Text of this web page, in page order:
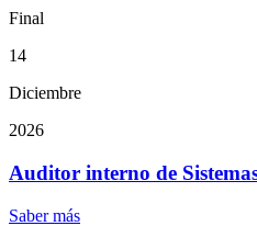
Final
14
Diciembre
2026
Auditor interno de
Saber más